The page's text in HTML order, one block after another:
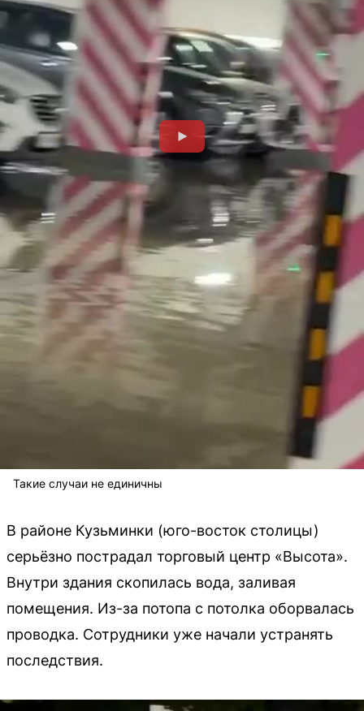
Такие случаи не единичны
В районе Кузьминки (юго-восток столицы)
серьёзно пострадал торговый центр «Высота».
Внутри здания скопилась вода, заливая
помещения. Из-за потопа с потолка оборвалась
проводка. Сотрудники уже начали устранять
последствия.